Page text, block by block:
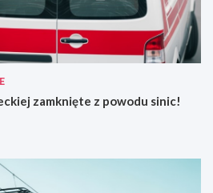
zamknięte z powodu sinic!